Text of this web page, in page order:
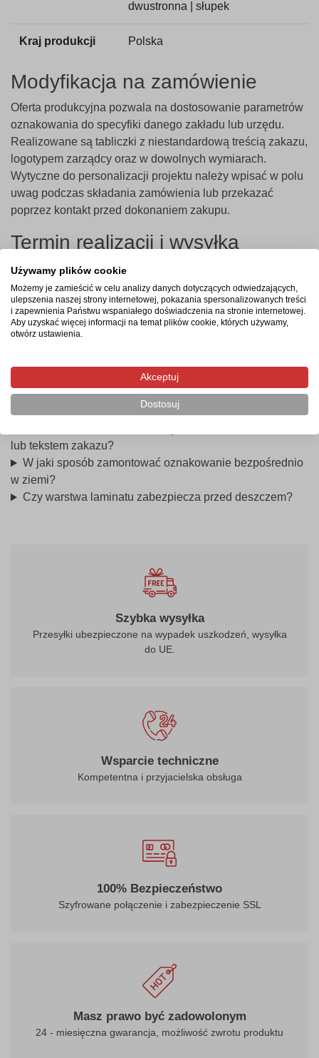
dwustronna | słupek
Kraj produkcji Polska
Modyfikacja na zamówienie
Oferta produkcyjna pozwala na dostosowanie parametrów
oznakowania do specyfiki danego zakładu lub urzędu.
Realizowane są tabliczki z niestandardową treścią zakazu,
logotypem zarządcy oraz w dowolnych wymiarach.
Wytyczne do personalizacji projektu należy wpisać w polu
uwag podczas składania zamówienia lub przekazać
poprzez kontakt przed dokonaniem zakupu.
Termin realizacji i wysyłka
Produkcja w polskim zakładzie rozpoczyna się po
zarejestrowaniu i opłaceniu zamówienia. Czas realizacji
zajmuje od 3 do 4 dni roboczych, a wysyłka gotowego
asortymentu pod wskazany adres trwa zazwyczaj 1 dzień
roboczy.
Najczęstsze pytania
Czy tabliczka nie pęknie podczas wiercenia otworów
pod wkręty?
lub tekstem zakazu?
W jaki sposób zamontować oznakowanie bezpośrednio
w ziemi?
Czy warstwa laminatu zabezpiecza przed deszczem?
Szybka wysyłka
Przesyłki ubezpieczone na wypadek uszkodzeń, wysyłka
do UE.
Wsparcie techniczne
Kompetentna i przyjacielska obsługa
100% Bezpieczeństwo
Szyfrowane połączenie i zabezpieczenie SSL
Masz prawo być zadowolonym
24 - miesięczna gwarancja, możliwość zwrotu produktu
Używamy plików cookie
Możemy je zamieścić w celu analizy danych dotyczących odwiedzających,
ulepszenia naszej strony internetowej, pokazania spersonalizowanych treści
i zapewnienia Państwu wspaniałego doświadczenia na stronie internetowej.
Aby uzyskać więcej informacji na temat plików cookie, których używamy,
otwórz ustawienia.
Akceptuj
Dostosuj